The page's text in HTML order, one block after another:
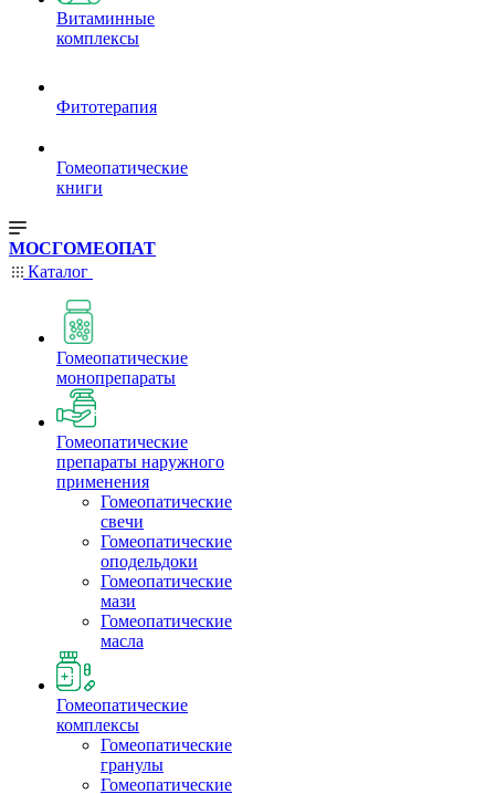
Витаминные
комплексы
Фитотерапия
Гомеопатические
книги
МОСГОМЕОПАТ
Каталог
Гомеопатические
монопрепараты
Гомеопатические
препараты наружного
применения
Гомеопатические
свечи
Гомеопатические
оподельдоки
Гомеопатические
мази
Гомеопатические
масла
Гомеопатические
комплексы
Гомеопатические
гранулы
Гомеопатические